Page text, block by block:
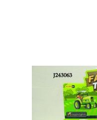
Elizabeth Strout
Hypopressiv trening